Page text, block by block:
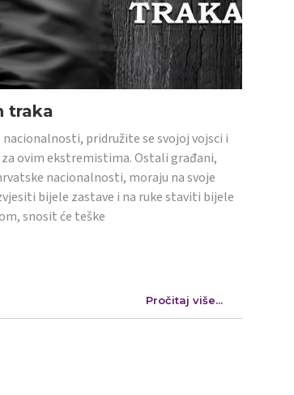
traka
nacionalnosti, pridružite se svojoj vojsci i
ovim ekstremistima. Ostali građani,
nacionalnosti, moraju na svoje
bijele zastave i na ruke staviti bijele
snosit će teške
Pročitaj više...